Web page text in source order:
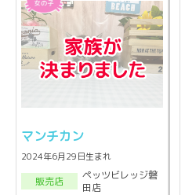
マンチカン
2024年6月29日生まれ
販売店
ペッツビレッジ磐
田店